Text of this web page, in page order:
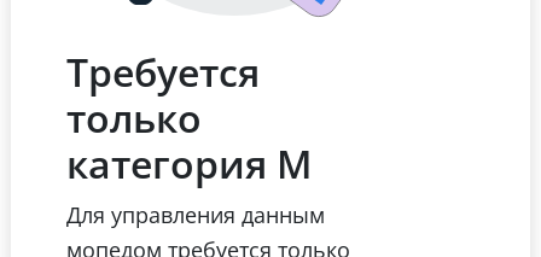
Требуется
только
категория М
Для управления данным
мопедом требуется только